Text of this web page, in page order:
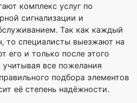
комплекс услуг по
сигнализации и
Так как каждый
то специалисты выезжают на
его и только после этого
все пожелания
подбора элементов
её степень надёжности.